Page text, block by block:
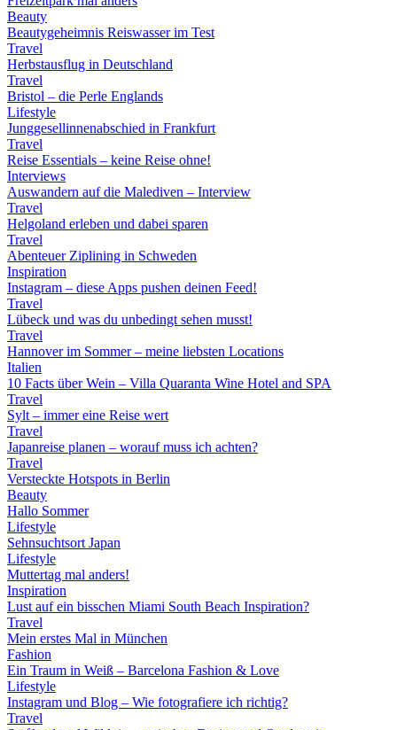
Beauty
Beautygeheimnis Reiswasser im Test
Travel
Herbstausflug in Deutschland
Travel
Bristol – die Perle Englands
Lifestyle
Junggesellinnenabschied in Frankfurt
Travel
Reise Essentials – keine Reise ohne!
Interviews
Auswandern auf die Malediven – Interview
Travel
Helgoland erleben und dabei sparen
Travel
Abenteuer Ziplining in Schweden
Inspiration
Instagram – diese Apps pushen deinen Feed!
Travel
Lübeck und was du unbedingt sehen musst!
Travel
Hannover im Sommer – meine liebsten Locations
Italien
10 Facts über Wein – Villa Quaranta Wine Hotel and SPA
Travel
Sylt – immer eine Reise wert
Travel
Japanreise planen – worauf muss ich achten?
Travel
Versteckte Hotspots in Berlin
Beauty
Hallo Sommer
Lifestyle
Sehnsuchtsort Japan
Lifestyle
Muttertag mal anders!
Inspiration
Lust auf ein bisschen Miami South Beach Inspiration?
Travel
Mein erstes Mal in München
Fashion
Ein Traum in Weiß – Barcelona Fashion & Love
Lifestyle
Instagram und Blog – Wie fotografiere ich richtig?
Travel